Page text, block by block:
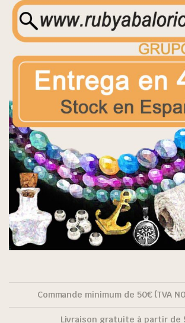
Commande minimum de 50€ (TVA
Livraison gratuite à partir de